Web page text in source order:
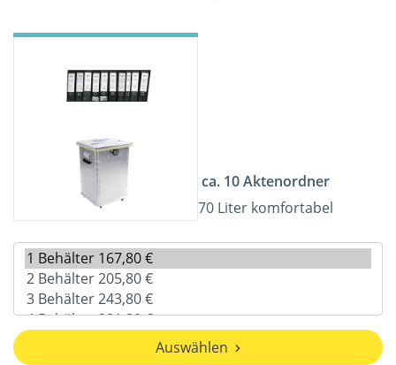
ca. 10 Aktenordner
70 Liter komfortabel
Auswählen